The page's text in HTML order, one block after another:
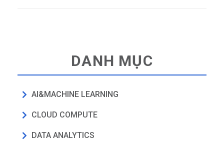
DANH MỤC
AI&MACHINE LEARNING
CLOUD COMPUTE
DATA ANALYTICS